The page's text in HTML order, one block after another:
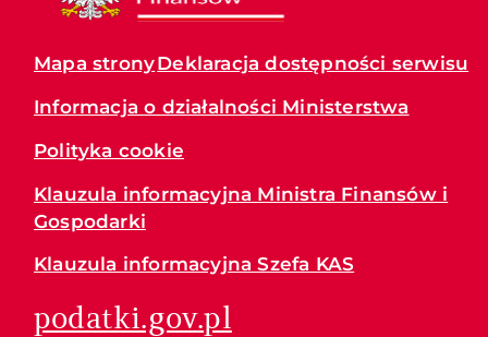
Mapa stronyDeklaracja dostępności serwisu
Informacja o działalności Ministerstwa
Polityka cookie
Klauzula informacyjna Ministra Finansów i
Gospodarki
Klauzula informacyjna Szefa KAS
podatki.gov.pl